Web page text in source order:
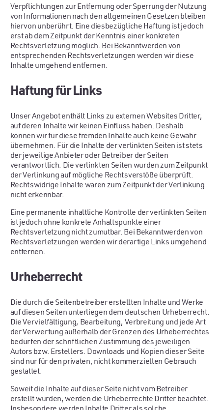
Verpflichtungen zur Entfernung oder Sperrung der Nutzung
von Informationen nach den allgemeinen Gesetzen bleiben
hiervon unberührt. Eine diesbezügliche Haftung ist jedoch
erst ab dem Zeitpunkt der Kenntnis einer konkreten
Rechtsverletzung möglich. Bei Bekanntwerden von
entsprechenden Rechtsverletzungen werden wir diese
Inhalte umgehend entfernen.
Haftung für Links
Unser Angebot enthält Links zu externen Websites Dritter,
auf deren Inhalte wir keinen Einfluss haben. Deshalb
können wir für diese fremden Inhalte auch keine Gewähr
übernehmen. Für die Inhalte der verlinkten Seiten ist stets
der jeweilige Anbieter oder Betreiber der Seiten
verantwortlich. Die verlinkten Seiten wurden zum Zeitpunkt
der Verlinkung auf mögliche Rechtsverstöße überprüft.
Rechtswidrige Inhalte waren zum Zeitpunkt der Verlinkung
nicht erkennbar.
Eine permanente inhaltliche Kontrolle der verlinkten Seiten
ist jedoch ohne konkrete Anhaltspunkte einer
Rechtsverletzung nicht zumutbar. Bei Bekanntwerden von
Rechtsverletzungen werden wir derartige Links umgehend
entfernen.
Urheberrecht
Die durch die Seitenbetreiber erstellten Inhalte und Werke
auf diesen Seiten unterliegen dem deutschen Urheberrecht.
Die Vervielfältigung, Bearbeitung, Verbreitung und jede Art
der Verwertung außerhalb der Grenzen des Urheberrechtes
bedürfen der schriftlichen Zustimmung des jeweiligen
Autors bzw. Erstellers. Downloads und Kopien dieser Seite
sind nur für den privaten, nicht kommerziellen Gebrauch
gestattet.
Soweit die Inhalte auf dieser Seite nicht vom Betreiber
erstellt wurden, werden die Urheberrechte Dritter beachtet.
Insbesondere werden Inhalte Dritter als solche